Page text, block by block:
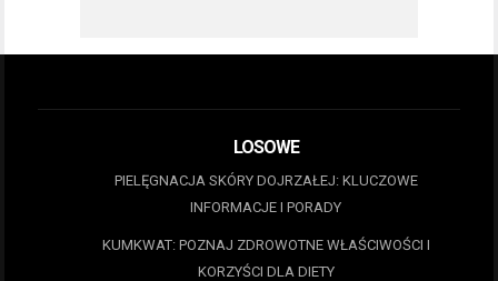
LOSOWE
PIELĘGNACJA SKÓRY DOJRZAŁEJ: KLUCZOWE
INFORMACJE I PORADY
KUMKWAT: POZNAJ ZDROWOTNE WŁAŚCIWOŚCI I
KORZYŚCI DLA DIETY